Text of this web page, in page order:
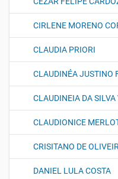
CIRLENE MORENO
CLAUDIA PRIORI
CLAUDINÉA JUSTINO
CLAUDINEIA DA
CLAUDIONICE
CRISITANO DE
DANIEL LULA COSTA